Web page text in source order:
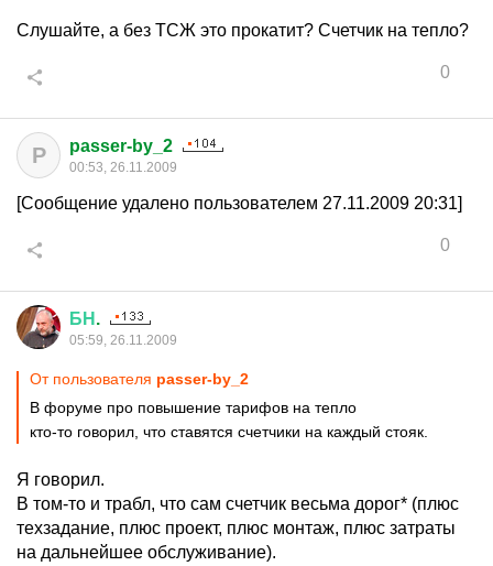
Слушайте, а без ТСЖ это прокатит? Счетчик на тепло?
0
P passer-by_2
00:53, 26.11.2009
[Сообщение удалено пользователем 27.11.2009 20:31]
0
БН .
05:59, 26.11.2009
От пользователя passer-by_2
В форуме про повышение тарифов на тепло
кто-то говорил, что ставятся счетчики на каждый стояк.
Я говорил.
В том-то и трабл, что сам счетчик весьма дорог* (плюс
техзадание, плюс проект, плюс монтаж, плюс затраты
на дальнейшее обслуживание).